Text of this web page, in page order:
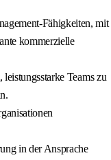
Fähigkeiten, mit
kommerzielle
Teams zu
in der Ansprache